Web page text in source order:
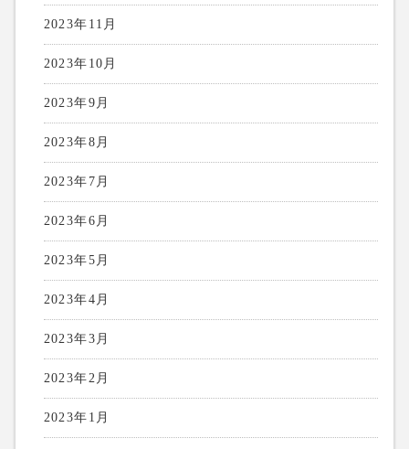
2023年11月
2023年10月
2023年9月
2023年8月
2023年7月
2023年6月
2023年5月
2023年4月
2023年3月
2023年2月
2023年1月